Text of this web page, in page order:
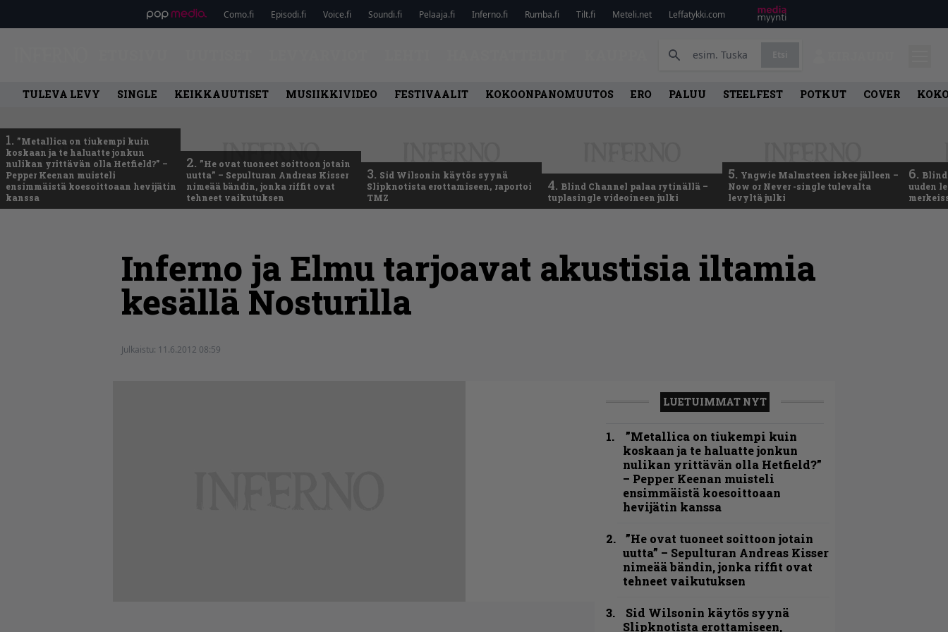
Como.fi Episodi.fi Voice.fi Soundi.fi Pelaaja.fi Inferno.fi Rumba.fi Tilt.fi Meteli.net Leffatykki.com
TULEVA LEVY SINGLE KEIKKAUUTISET MUSIIKKIVIDEO FESTIVAALIT KOKOONPANOMUUTOS ERO PALUU STEELFEST POTKUT COVER
1. ”Metallica on tiukempi kuin
koskaan ja te haluatte jonkun
nulikan yrittävän olla Hetfield?” –
Pepper Keenan muisteli
ensimmäistä koesoittoaan hevijätin
kanssa
2. ”He ovat tuoneet soittoon jotain
uutta” – Sepulturan Andreas Kisser
nimeää bändin, jonka riffit ovat
tehneet vaikutuksen
3. Sid Wilsonin käytös syynä
Slipknotista erottamiseen, raportoi
TMZ
4. Blind Channel palaa rytinällä –
tuplasingle videoineen julki
5. Yngwie Malmsteen iskee jälleen –
Now or Never -single tulevalta
levyltä julki
6.
uuden
Inferno ja Elmu tarjoavat akustisia iltamia
kesällä Nosturilla
Julkaistu: 11.6.2012 08:59
LUETUIMMAT NYT
”Metallica on tiukempi kuin
koskaan ja te haluatte jonkun
nulikan yrittävän olla Hetfield?”
– Pepper Keenan muisteli
ensimmäistä koesoittoaan
hevijätin kanssa
”He ovat tuoneet soittoon jotain
uutta” – Sepulturan Andreas Kisser
nimeää bändin, jonka riffit ovat
tehneet vaikutuksen
Sid Wilsonin käytös syynä
Slipknotista erottamiseen,